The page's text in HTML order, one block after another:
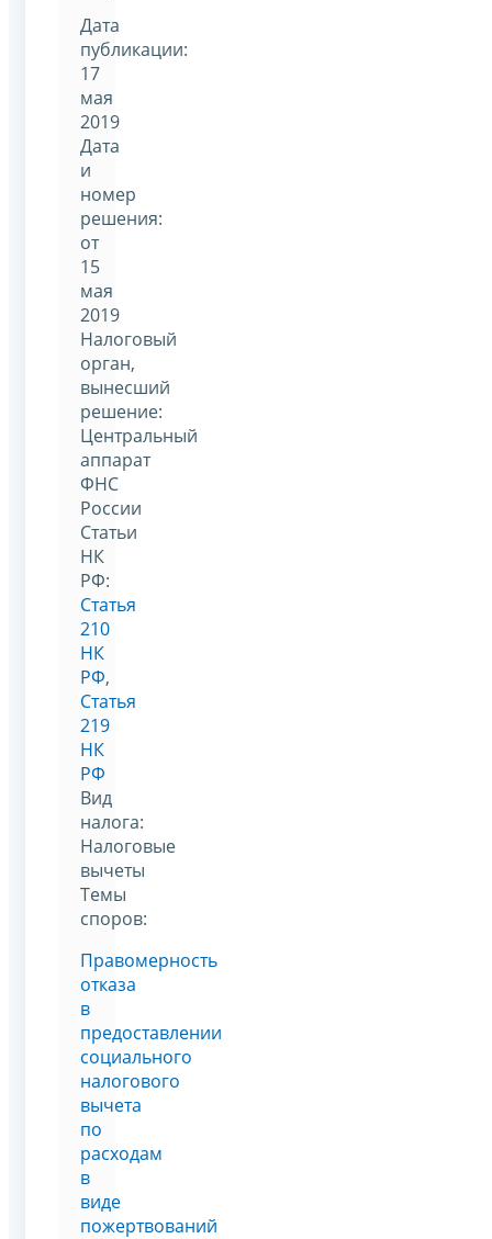
Дата
публикации:
17
мая
2019
Дата
и
номер
решения:
от
15
мая
2019
Налоговый
орган,
вынесший
решение:
Центральный
аппарат
ФНС
России
Статьи
НК
РФ:
Статья
210
НК
РФ,
Статья
219
НК
РФ
Вид
налога:
Налоговые
вычеты
Темы
споров:
Правомерность
отказа
в
предоставлении
социального
налогового
вычета
по
расходам
в
виде
пожертвований